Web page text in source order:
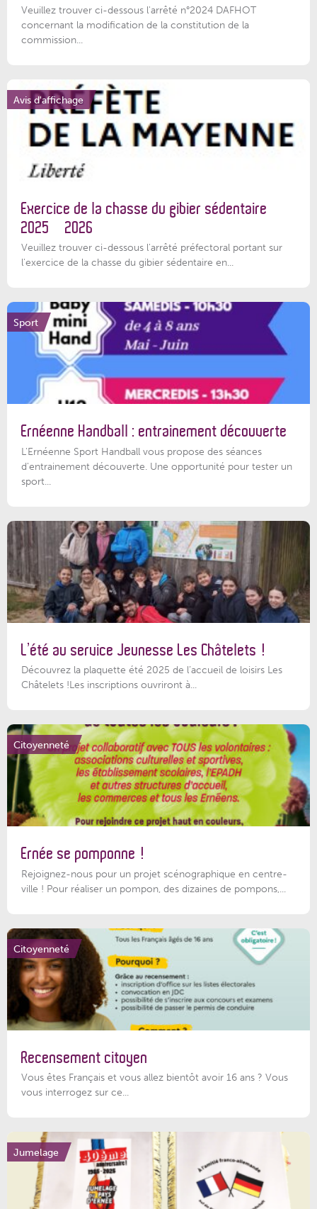
Veuillez trouver ci-dessous l'arrêté n°2024 DAFHOT
concernant la modification de la constitution de la
commission...
Avis d'affichage
Exercice de la chasse du gibier sédentaire
2025 – 2026
Veuillez trouver ci-dessous l'arrêté préfectoral portant sur
l'exercice de la chasse du gibier sédentaire en...
Sport
Ernéenne Handball : entrainement découverte
L'Ernéenne Sport Handball vous propose des séances
d'entrainement découverte. Une opportunité pour tester un
sport...
L’été au service Jeunesse Les Châtelets !
Découvrez la plaquette été 2025 de l’accueil de loisirs Les
Châtelets !Les inscriptions ouvriront à...
Citoyenneté
Ernée se pomponne !
Rejoignez-nous pour un projet scénographique en centre-
ville ! Pour réaliser un pompon, des dizaines de pompons,...
Citoyenneté
Recensement citoyen
Vous êtes Français et vous allez bientôt avoir 16 ans ? Vous
vous interrogez sur ce...
Jumelage